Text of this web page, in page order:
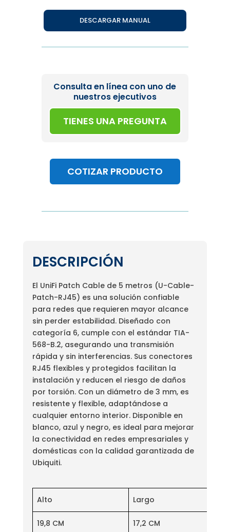
DESCARGAR MANUAL
Consulta en línea con uno de
nuestros ejecutivos
TIENES UNA PREGUNTA
COTIZAR PRODUCTO
DESCRIPCIÓN
El UniFi Patch Cable de 5 metros (U-Cable-
Patch-RJ45) es una solución confiable
para redes que requieren mayor alcance
sin perder estabilidad. Diseñado con
categoría 6, cumple con el estándar TIA-
568-B.2, asegurando una transmisión
rápida y sin interferencias. Sus conectores
RJ45 flexibles y protegidos facilitan la
instalación y reducen el riesgo de daños
por torsión. Con un diámetro de 3 mm, es
resistente y flexible, adaptándose a
cualquier entorno interior. Disponible en
blanco, azul y negro, es ideal para mejorar
la conectividad en redes empresariales y
domésticas con la calidad garantizada de
Ubiquiti.
Alto Largo
19,8 CM 17,2 CM